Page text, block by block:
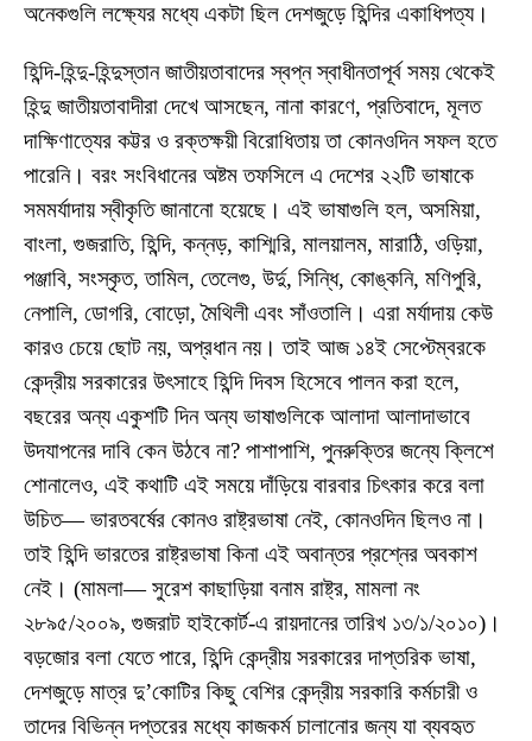
অনেকগুলি লক্ষ্যের মধ্যে একটা ছিল দেশজুড়ে হিন্দির একাধিপত্য।
হিন্দি-হিন্দু-হিন্দুস্তান জাতীয়তাবাদের স্বপ্ন স্বাধীনতাপূর্ব সময় থেকেই
হিন্দু জাতীয়তাবাদীরা দেখে আসছেন, নানা কারণে, প্রতিবাদে, মূলত
দাক্ষিণাত্যের কট্টর ও রক্তক্ষয়ী বিরোধিতায় তা কোনওদিন সফল হতে
পারেনি। বরং সংবিধানের অষ্টম তফসিলে এ দেশের ২২টি ভাষাকে
সমমর্যাদায় স্বীকৃতি জানানো হয়েছে। এই ভাষাগুলি হল, অসমিয়া,
বাংলা, গুজরাতি, হিন্দি, কন্নড়, কাশ্মিরি, মালয়ালম, মারাঠি, ওড়িয়া,
পঞ্জাবি, সংস্কৃত, তামিল, তেলেগু, উর্দু, সিন্ধি, কোঙ্কনি, মণিপুরি,
নেপালি, ডোগরি, বোড়ো, মৈথিলী এবং সাঁওতালি। এরা মর্যাদায় কেউ
কারও চেয়ে ছোট নয়, অপ্রধান নয়। তাই আজ ১৪ই সেপ্টেম্বরকে
কেন্দ্রীয় সরকারের উৎসাহে হিন্দি দিবস হিসেবে পালন করা হলে,
বছরের অন্য একুশটি দিন অন্য ভাষাগুলিকে আলাদা আলাদাভাবে
উদযাপনের দাবি কেন উঠবে না? পাশাপাশি, পুনরুক্তির জন্যে ক্লিশে
শোনালেও, এই কথাটি এই সময়ে দাঁড়িয়ে বারবার চিৎকার করে বলা
উচিত— ভারতবর্ষের কোনও রাষ্ট্রভাষা নেই, কোনওদিন ছিলও না।
তাই হিন্দি ভারতের রাষ্ট্রভাষা কিনা এই অবান্তর প্রশ্নের অবকাশ
নেই। (মামলা— সুরেশ কাছাড়িয়া বনাম রাষ্ট্র, মামলা নং
২৮৯৫/২০০৯, গুজরাট হাইকোর্ট-এ রায়দানের তারিখ ১৩/১/২০১০)।
বড়জোর বলা যেতে পারে, হিন্দি কেন্দ্রীয় সরকারের দাপ্তরিক ভাষা,
দেশজুড়ে মাত্র দু’কোটির কিছু বেশির কেন্দ্রীয় সরকারি কর্মচারী ও
তাদের বিভিন্ন দপ্তরের মধ্যে কাজকর্ম চালানোর জন্য যা ব্যবহৃত